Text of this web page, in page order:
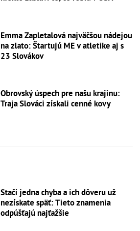
Emma Zapletalová najväčšou nádejou
na zlato: Štartujú ME v atletike aj s
23 Slovákov
Obrovský úspech pre našu krajinu:
Traja Slováci získali cenné kovy
Stačí jedna chyba a ich dôveru už
nezískate späť: Tieto znamenia
odpúšťajú najťažšie